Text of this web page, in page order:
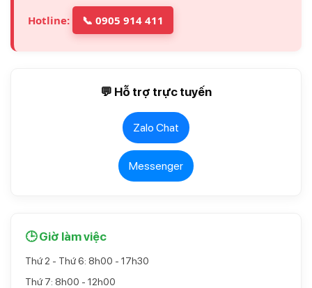
Hotline: 📞 0905 914 411
💬 Hỗ trợ trực tuyến
Zalo Chat
Messenger
🕒 Giờ làm việc
Thứ 2 - Thứ 6: 8h00 - 17h30
Thứ 7: 8h00 - 12h00